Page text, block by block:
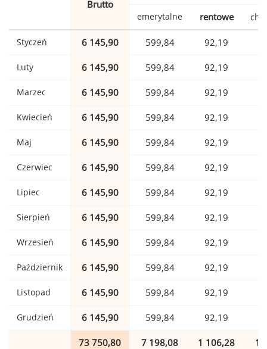
Brutto
emerytalne rentowe
Styczeń 6 145,90 599,84 92,19
Luty 6 145,90 599,84 92,19
Marzec 6 145,90 599,84 92,19
Kwiecień 6 145,90 599,84 92,19
Maj 6 145,90 599,84 92,19
Czerwiec 6 145,90 599,84 92,19
Lipiec 6 145,90 599,84 92,19
Sierpień 6 145,90 599,84 92,19
Wrzesień 6 145,90 599,84 92,19
Październik 6 145,90 599,84 92,19
Listopad 6 145,90 599,84 92,19
Grudzień 6 145,90 599,84 92,19
73 750,80 7 198,08 1 106,28 1